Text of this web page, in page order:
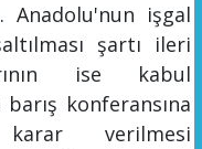
Anadolu'nun işgal
şartı ileri
ise kabul
konferansına
karar verilmesi